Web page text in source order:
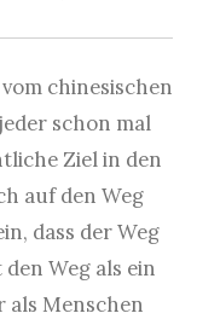
chinesischen
schon mal
Ziel in den
auf den Weg
dass der Weg
Weg als ein
als Menschen